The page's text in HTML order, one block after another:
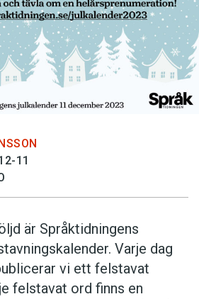
digitalt
11
är Språktidningens
Varje dag
vi ett felstavat
felstavat ord finns en